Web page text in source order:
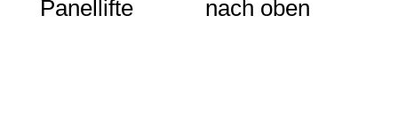
Panellifte
nach oben